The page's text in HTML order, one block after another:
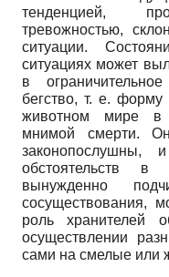
тенденцией,
тревожностью,
ситуации.
ситуациях может
в
бегство, т. е.
животном мире в
мнимой смерти.
обстоятельств в
вынужденно
сосуществования,
роль хранителей
осуществлении
сами на смелые или